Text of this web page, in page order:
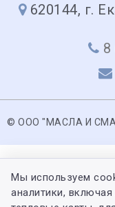
620144, г.
8
© ООО "МАСЛА И
Мы используем
аналитики,